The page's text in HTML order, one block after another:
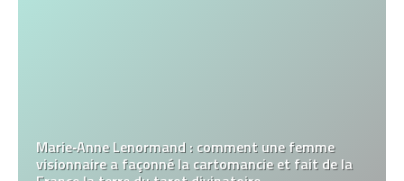
Marie‑Anne Lenormand : comment une femme
visionnaire a façonné la cartomancie et fait de la